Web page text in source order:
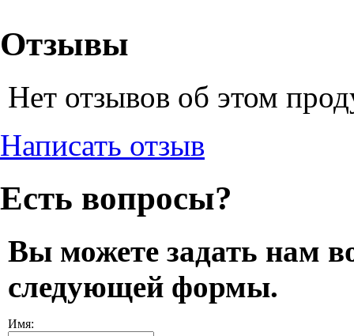
Отзывы
Нет отзывов об этом
Написать отзыв
Есть вопросы?
Вы можете задать нам
следующей формы.
Имя: